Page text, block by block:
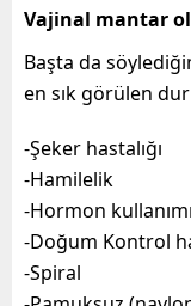
Vajinal mantar
Başta da
en sık görülen
-Şeker hastalığı
-Hamilelik
-Hormon kullanımı
-Doğum Kontrol
-Spiral